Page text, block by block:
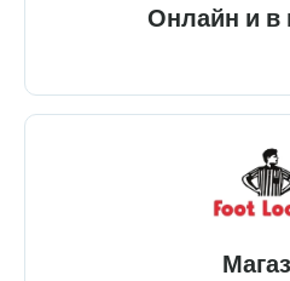
Онлайн и в